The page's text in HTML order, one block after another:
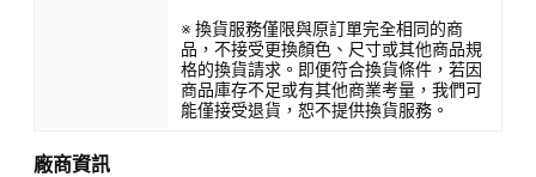
※ 換貨服務僅限與原訂單完全相同的商
品，不接受更換顏色、尺寸或其他商品規
格的換貨請求。即便符合換貨條件，若因
商品庫存不足或有其他商業考量，我們可
能僅接受退貨，恕不提供換貨服務。
廠商資訊